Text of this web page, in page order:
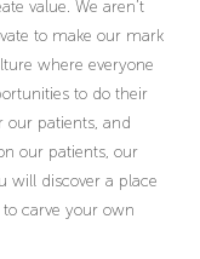
value. We aren’t
to make our mark
where everyone
to do their
our patients, and
our patients, our
will discover a place
carve your own